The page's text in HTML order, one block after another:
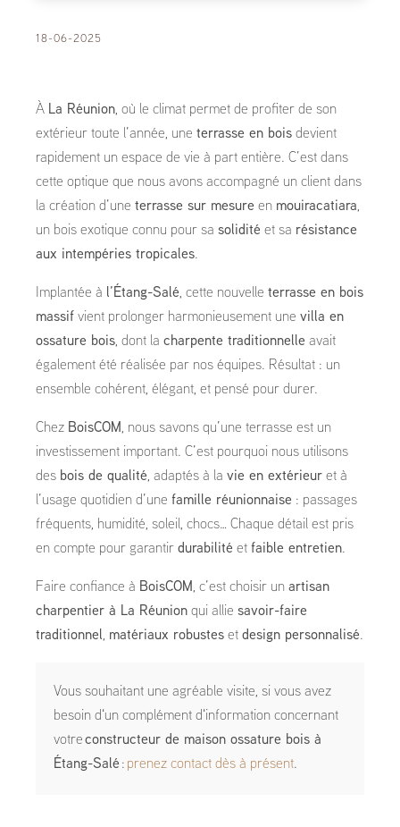
18-06-2025
À La Réunion, où le climat permet de profiter de son
extérieur toute l’année, une terrasse en bois devient
rapidement un espace de vie à part entière. C’est dans
cette optique que nous avons accompagné un client dans
la création d’une terrasse sur mesure en mouiracatiara,
un bois exotique connu pour sa solidité et sa résistance
aux intempéries tropicales.
Implantée à l’Étang-Salé, cette nouvelle terrasse en bois
massif vient prolonger harmonieusement une villa en
ossature bois, dont la charpente traditionnelle avait
également été réalisée par nos équipes. Résultat : un
ensemble cohérent, élégant, et pensé pour durer.
Chez BoisCOM , nous savons qu’une terrasse est un
investissement important. C’est pourquoi nous utilisons
des bois de qualité, adaptés à la vie en extérieur et à
l’usage quotidien d’une famille réunionnaise : passages
fréquents, humidité, soleil, chocs… Chaque détail est pris
en compte pour garantir durabilité et faible entretien.
Faire confiance à BoisCOM , c’est choisir un artisan
charpentier à La Réunion qui allie savoir-faire
traditionnel, matériaux robustes et design personnalisé.
Vous souhaitant une agréable visite, si vous avez
besoin d'un complément d'information concernant
votre constructeur de maison ossature bois à
Étang-Salé : prenez contact dès à présent.